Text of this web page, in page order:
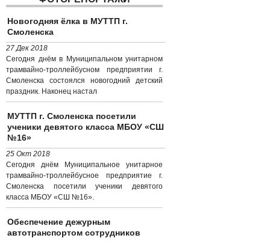
Новогодняя ёлка в МУТТП г.
Смоленска
27 Дек 2018
Сегодня днём в Муниципальном унитарном
трамвайно-троллейбусном предприятии г.
Смоленска состоялся новогодний детский
праздник. Наконец настал
МУТТП г. Смоленска посетили
ученики девятого класса МБОУ «СШ
№16»
25 Окт 2018
Сегодня днём Муниципальное унитарное
трамвайно-троллейбусное предприятие г.
Смоленска посетили ученики девятого
класса МБОУ «СШ №16».
Обеспечение дежурным
автотранспортом сотрудников